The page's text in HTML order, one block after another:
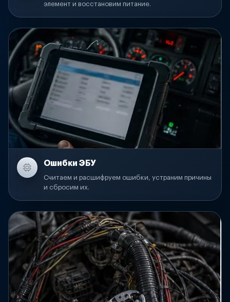
элемент и восстановим питание.
Ошибки ЭБУ
Считаем и расшифруем ошибки, устраним причины
и сбросим их.